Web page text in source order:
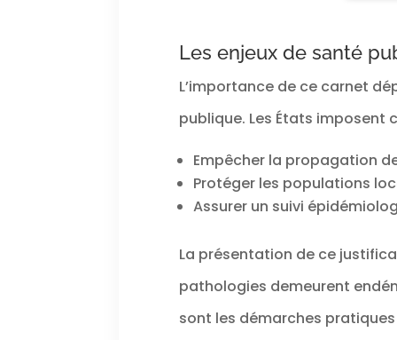
【
tous
Les enjeux de santé
L’importance de ce carnet
publique. Les États imposent
Empêcher la propagation
Protéger les populations
Assurer un suivi
La présentation de ce
pathologies demeurent
sont les démarches